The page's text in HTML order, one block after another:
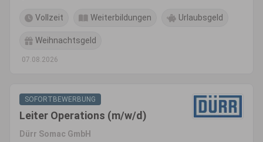
Vollzeit Weiterbildungen Urlaubsgeld
Weihnachtsgeld
07.08.2026
SOFORTBEWERBUNG
Leiter Operations (m/w/d)
Dürr Somac GmbH